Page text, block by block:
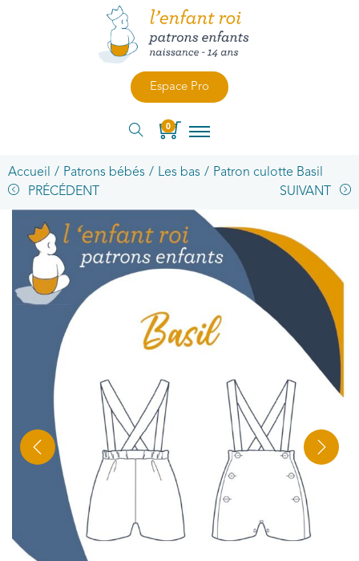
Espace Pro
0
Accueil / Patrons bébés / Les bas / Patron culotte Basil
PRÉCÉDENT
SUIVANT